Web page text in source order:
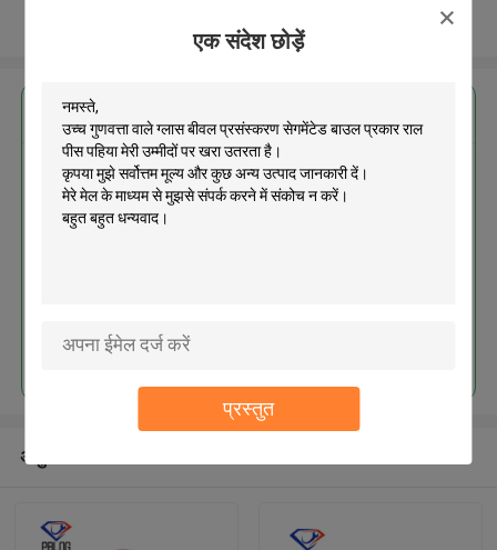
एक संदेश छोड़ें
प्रस्तुत
और देखो
उच्च गुणवत्ता वाले ग्लास बीवल प्रसंस्करण
सेगमेंटेड बाउल प्रकार राल पीस पहिया
जारी रखें
अनुशंसित उत्पाद